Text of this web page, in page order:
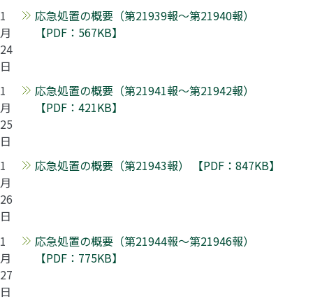
1
月
24
日
応急処置の概要（第21939報～第21940報）
【PDF：567KB】
1
月
25
日
応急処置の概要（第21941報～第21942報）
【PDF：421KB】
1
月
26
日
応急処置の概要（第21943報） 【PDF：847KB】
1
月
27
日
応急処置の概要（第21944報～第21946報）
【PDF：775KB】